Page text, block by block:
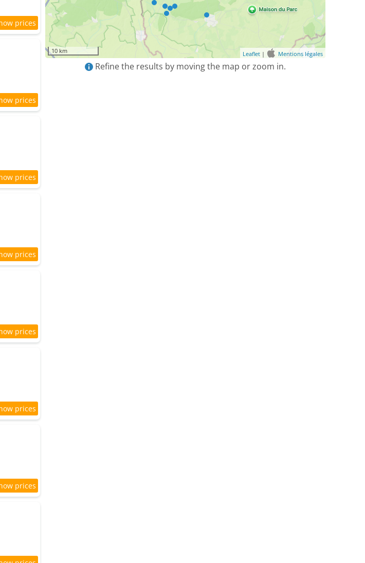
10 km Leaflet | Mentions légales
Refine the results by moving the map or zoom in.